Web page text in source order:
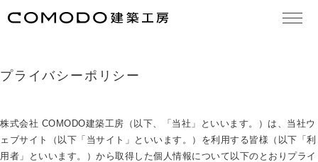
作品集
モデルハウス見学 model house
COMODO建築工房の18の原理 theory
プライバシーポリシー
株式会社 COMODO建築工房（以下、「当社」といいます。）は、当社ウ
ェブサイト（以下「当サイト」といいます。）を利用する皆様（以下「利
用者」といいます。）から取得した個人情報について以下のとおりプライ